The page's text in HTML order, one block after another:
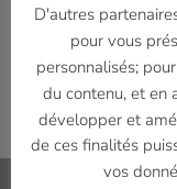
Contactez-nous
de nous expliquer
de pouvoir vous
vous rapidement.
D'autres
pour vous
personnalisés;
du contenu, et en
développer et
de ces finalités
vos